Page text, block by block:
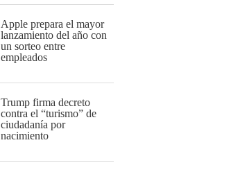
Apple prepara el mayor
lanzamiento del año con
un sorteo entre
empleados
Trump firma decreto
contra el “turismo” de
ciudadanía por
nacimiento